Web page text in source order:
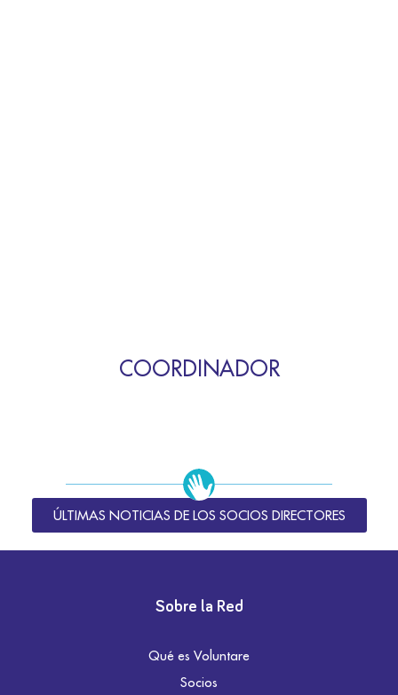
COORDINADOR
ÚLTIMAS NOTICIAS DE LOS SOCIOS DIRECTORES
Sobre la Red
Qué es Voluntare
Socios